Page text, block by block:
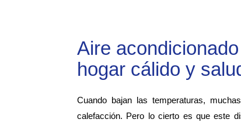
Aire
hogar cálido y
Cuando bajan las temperaturas,
calefacción. Pero lo cierto es que este